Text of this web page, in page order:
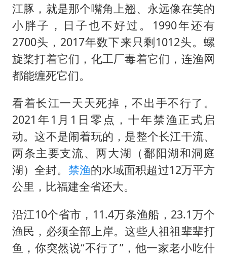
江豚，就是那个嘴角上翘、永远像在笑的
小胖子，日子也不好过。1990年还有
2700头，2017年数下来只剩1012头。螺
旋桨打着它们，化工厂毒着它们，连渔网
都能缠死它们。
看着长江一天天死掉，不出手不行了。
2021年1月1日零点，十年禁渔正式启
动。这不是闹着玩的，是整个长江干流、
两条主要支流、两大湖（鄱阳湖和洞庭
湖）全封。 禁渔的水域面积超过12万平方
公里，比福建全省还大。
沿江10个省市，11.4万条渔船，23.1万个
渔民，必须全部上岸。这些人祖祖辈辈打
鱼，你突然说“不行了”，他一家老小吃什